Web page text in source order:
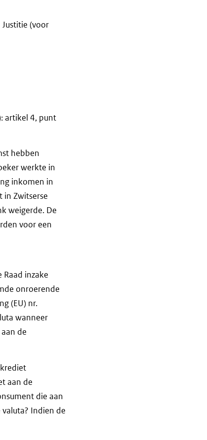
(voor
artikel 4, punt
hebben
werkte in
inkomen in
in Zwitserse
weigerde. De
voor een
inzake
onroerende
(EU) nr.
wanneer
de
aan de
die aan
Indien de